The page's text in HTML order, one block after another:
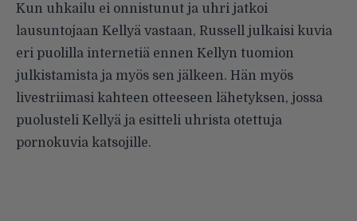
Kun uhkailu ei onnistunut ja uhri jatkoi
lausuntojaan Kellyä vastaan, Russell julkaisi kuvia
eri puolilla internetiä ennen Kellyn tuomion
julkistamista ja myös sen jälkeen. Hän myös
livestriimasi kahteen otteeseen lähetyksen, jossa
puolusteli Kellyä ja esitteli uhrista otettuja
pornokuvia katsojille.